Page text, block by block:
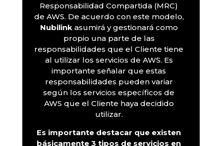
Responsabilidad Compartida (MRC)
de AWS. De acuerdo con este modelo,
Nubilinkasumirá y gestionará como
propio una parte de las
responsabilidades que el Cliente tiene
al utilizar los servicios de AWS. Es
importante señalar que estas
responsabilidades pueden variar
según los servicios específicos de
AWS que el Cliente haya decidido
utilizar.
Es importante destacar que existen
básicamente 3 tipos de servicios en